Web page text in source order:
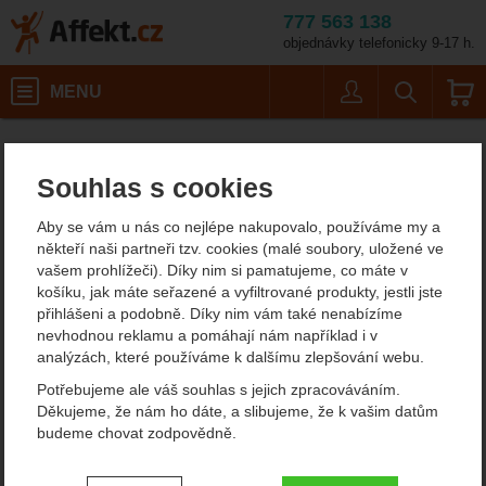
Souhlas s cookies
Aby se vám u nás co nejlépe nakupovalo, používáme my a
někteří naši partneři tzv. cookies (malé soubory, uložené ve
vašem prohlížeči). Díky nim si pamatujeme, co máte v
košíku, jak máte seřazené a vyfiltrované produkty, jestli jste
přihlášeni a podobně. Díky nim vám také nenabízíme
nevhodnou reklamu a pomáhají nám například i v
analýzách, které používáme k dalšímu zlepšování webu.
Potřebujeme ale váš souhlas s jejich zpracováváním.
Děkujeme, že nám ho dáte, a slibujeme, že k vašim datům
budeme chovat zodpovědně.
Nastavení souhlasů s kategoriemi
777 563 138
objednávky telefonicky 9-17 h.
MENU
MSR Reactor 2,5 Pot
MSR Reactor 2,5 Pot
Fotografie